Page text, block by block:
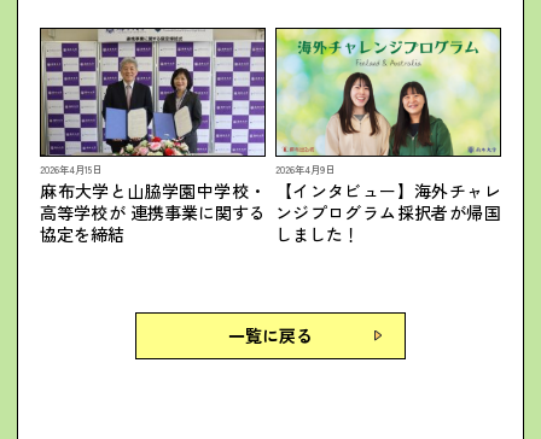
2026年4月15日
麻布大学と山脇学園中学校・
高等学校が 連携事業に関する
協定を締結
2026年4月9日
【インタビュー】海外チャレ
ンジプログラム採択者が帰国
しました！
一覧に戻る